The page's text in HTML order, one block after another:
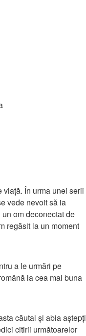
În urma unei serii
vede nevoit să ia
om deconectat de
regăsit la un moment
a le urmări pe
la cea mai buna
căutai și abia aștepți
citirii următoarelor